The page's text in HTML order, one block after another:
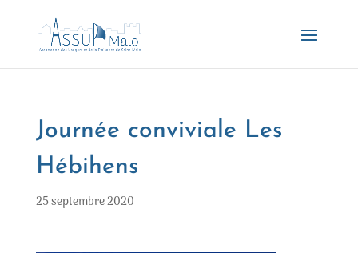
Journée conviviale Les
Hébihens
25 septembre 2020